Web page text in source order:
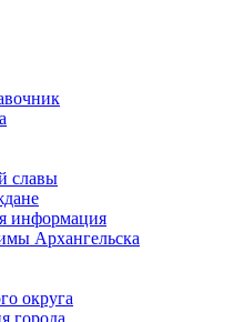
славы
информация
Архангельска
округа
города